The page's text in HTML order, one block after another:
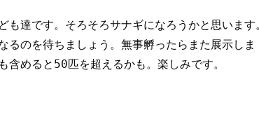
も達です。そろそろサナギになろうかと思います
るのを待ちましょう。無事孵ったらまた展示しま
含めると50匹を超えるかも。楽しみです。